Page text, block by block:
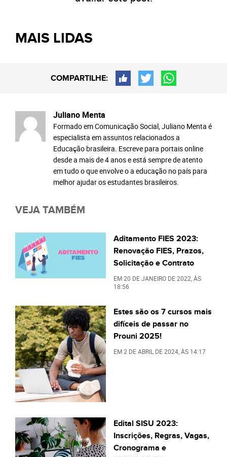
MAIS LIDAS
COMPARTILHE:
Juliano Menta
Formado em Comunicação Social, Juliano Menta é
especialista em assuntos relacionados a
Educação brasileira. Escreve para portais online
desde a mais de 4 anos e está sempre de atento
em tudo o que envolve o a educação no país para
melhor ajudar os estudantes brasileiros.
VEJA TAMBÉM
Aditamento FIES 2023:
Renovação FIES, Prazos,
Solicitação e Contrato
EM20 DE JANEIRO DE 2022 , ÀS
18:56
Estes são os 7 cursos mais
difíceis de passar no
Prouni 2025!
EM2 DE ABRIL DE 2024 , ÀS 14:17
Edital SISU 2023:
Inscrições, Regras, Vagas,
Cronograma e